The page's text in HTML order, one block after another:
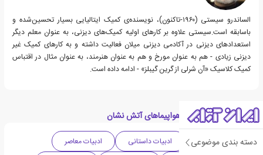
دسته بندی موضوعی
الساندرو سیستی (۱۹۶۰-تاکنون)، نویسنده‌ی کمیک ایتالیایی بسیار تحسین‌شده و
باسابقه است.سیستی علاوه بر کارهای اولیه کمیک‌های دیزنی، به عنوان معلم دیگر
استعدادهای دیزنی در آکادمی دیزنی میلان فعالیت داشته و به کارهای کمیک غیر
دیزنی زیادی - هم به عنوان مورخ و هم به عنوان هنرمند، به عنوان مثال در اقتباس
کمیک کلاسیک «آن شرلی از گرین گیبلز» - ادامه داده است.
دسته بندی های کتاب هواپیماهای آتش نشان
داستان فانتزی ادبیات داستانی
ادبیات معاصر